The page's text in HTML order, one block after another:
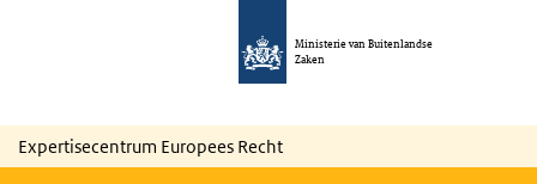
Ministerie van Buitenlandse
Zaken
Expertisecentrum Europees Recht